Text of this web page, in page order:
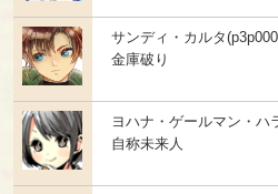
サンディ・カルタ
金庫破り
ヨハナ・ゲールマン・ハ
自称未来人